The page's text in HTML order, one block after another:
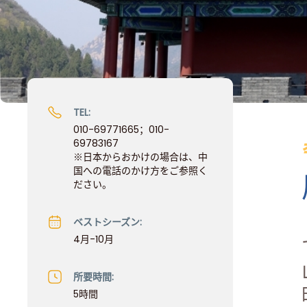
TEL:
010-69771665；010-
69783167
※日本からおかけの場合は、中
国への電話のかけ方をご参照く
ださい。
ベストシーズン:
4月-10月
所要時間:
5時間